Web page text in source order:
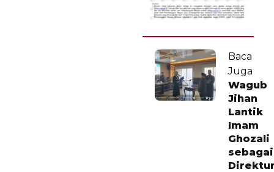
Baca
Juga
Wagub
Jihan
Lantik
Imam
Ghozali
sebagai